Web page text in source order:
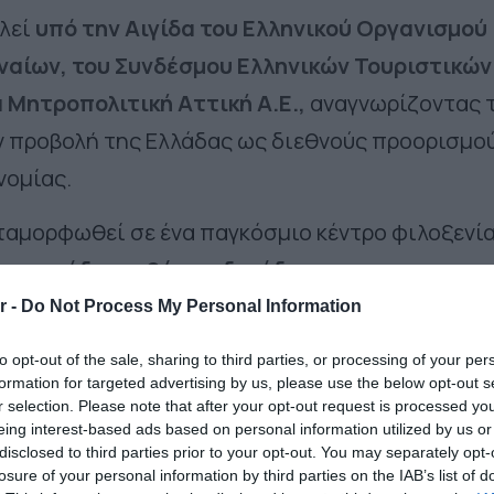
- Do Not Process My Personal Information
opt-out of the sale, sharing to third parties, or processing of your
for targeted advertising by us, please use the below opt-out
selection. Please note that after your opt-out request is processed
interest-based ads based on personal information utilized by us
to third parties prior to your opt-out. You may separately
of your personal information by third parties on the IAB’s list of
υπό την Αιγίδα του Ελληνικού Οργανισμού
του Συνδέσμου Ελληνικών Τουριστικών
Αττική Α.Ε., αναγνωρίζοντας
προβολή της Ελλάδας ως διεθνούς
σε ένα παγκόσμιο κέντρο
εκθέτες, δεκάδες
εμπειρίες.ΤοAthens Bar Show
του κλάδου, από
και δημιουργούς, αποτελώντας σημείο
έμπνευσης για ολόκληρη τη διεθνή
προς ένα πιο υπεύθυνο και βιώσιμο μέλλον,